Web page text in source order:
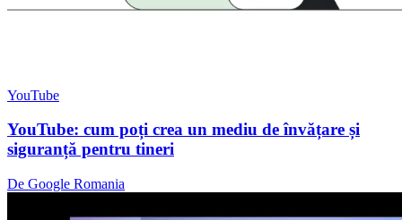
YouTube
YouTube: cum poți crea un mediu de învățare și
siguranță pentru tineri
De Google Romania